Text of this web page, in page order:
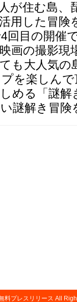
が住む島
用した冒険
回目の開催
画の撮影現
も大人気
を楽しん
める「謎
謎解き冒
料プレスリリース All